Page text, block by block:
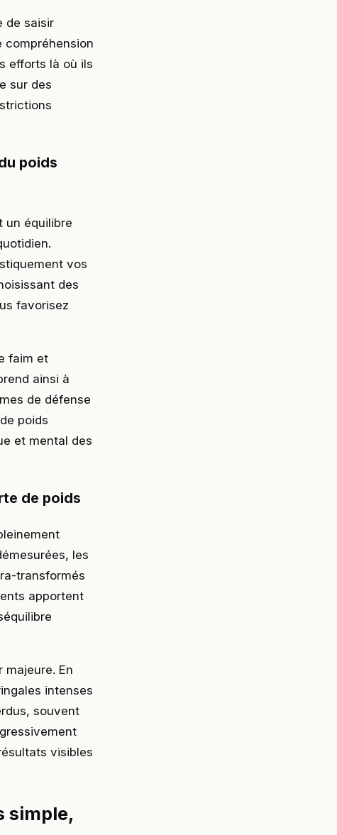
de saisir
compréhension
efforts là où ils
sur des
poids
un équilibre
vos
des
favorisez
faim et
ainsi à
de défense
poids
et mental des
de poids
les
transformés
apportent
En
intenses
souvent
visibles
simple,